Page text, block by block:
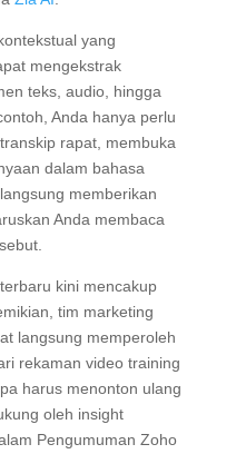
yang
mengekstrak
teks, audio, hingga
Anda hanya perlu
rapat, membuka
dalam bahasa
memberikan
Anda membaca
kini mencakup
tim marketing
langsung memperoleh
rekaman video training
harus menonton ulang
oleh insight
Pengumuman Zoho